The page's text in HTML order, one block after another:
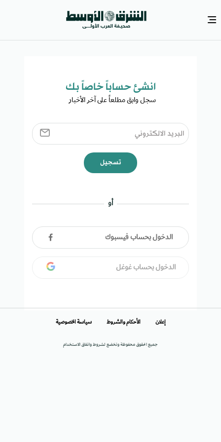
انشئ حساباً خاصاً بك​
سجل وابق مطلعاً على آخر الأخبار ​
تسجيل
أو
الدخول بحساب فيسبوك
الدخول بحساب غوغل
جميع الحقوق محفوظة وتخضع لشروط واتفاق الاستخدام
إعلان الأحكام والشروط سياسة الخصوصية